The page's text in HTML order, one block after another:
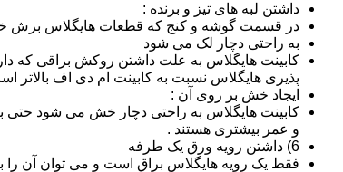
داشتن لبه های تیز و برنده :
در قسمت گوشه و کنج که قطعات هایگلاس برش
به راحتی دچار لک می شود
کابینت هایگلاس به علت داشتن روکش براقی که
پذیری هایگلاس نسبت به کابینت ام دی اف بالاتر
ایجاد خش بر روی آن :
کابینت هایگلاس به راحتی دچار خش می شود حتی با
و عمر بیشتری هستند .
6) داشتن رویه ورق یک طرفه
فقط یک رویه هایگلاس براق است و می توان آن را